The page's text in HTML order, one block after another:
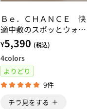
Ｂｅ．ＣＨＡＮＣＥ 快
適中敷のスポッとウォー
キング
¥5,390 (税込)
4colors
よりどり
9件
チラ見をする